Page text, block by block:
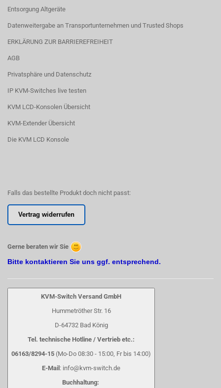
Entsorgung Altgeräte
Datenweitergabe an Transportunternehmen und Trusted Shops
ERKLÄRUNG ZUR BARRIEREFREIHEIT
AGB
Privatsphäre und Datenschutz
IP KVM-Switches live testen
KVM LCD-Konsolen Übersicht
KVM-Extender Übersicht
Die KVM LCD Konsole
Falls das bestellte Produkt doch nicht passt:
Vertrag widerrufen
Gerne beraten wir Sie
Bitte kontaktieren Sie uns ggf. entsprechend.
KVM-Switch Versand GmbH
Hummetröther Str. 16
D-64732 Bad König
Tel. technische Hotline / Vertrieb etc.:
06163/8294-15 (Mo-Do 08:30 - 15:00, Fr bis 14:00)
E-Mail : info@kvm-switch.de
Buchhaltung: